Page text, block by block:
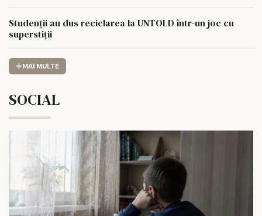
Studenții au dus reciclarea la UNTOLD într-un joc cu
superstiții
MAI MULTE
SOCIAL